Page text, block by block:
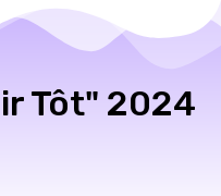
Tôt" 2024